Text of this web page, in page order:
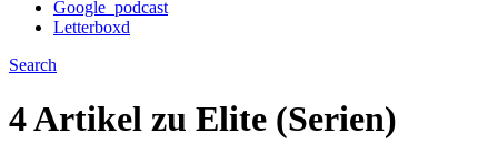
Google_podcast
Letterboxd
Search
4 Artikel zu Elite (Serien)